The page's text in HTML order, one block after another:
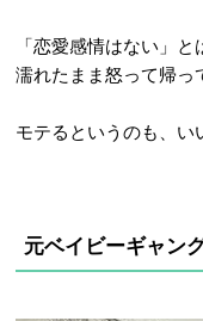
「恋愛感情はない」
濡れたまま怒って帰っ
モテるというのも、い
元ベイビーギャン